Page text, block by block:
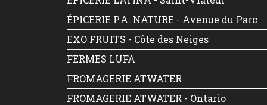
ÉPICERIE P.A. NATURE - Avenue du Parc
EXO FRUITS - Côte des Neiges
FERMES LUFA
FROMAGERIE ATWATER
FROMAGERIE ATWATER - Ontario